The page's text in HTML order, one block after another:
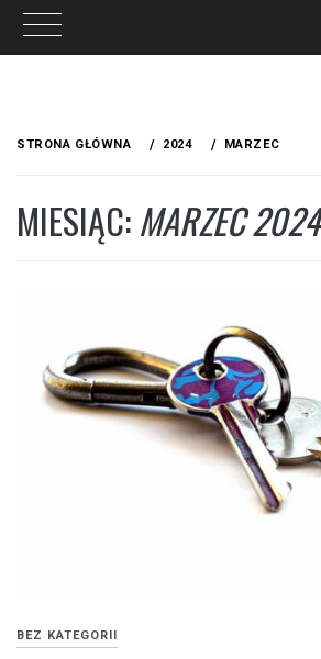
STRONA GŁÓWNA 2024 MARZEC
MIESIĄC:MARZEC 2024
BEZ KATEGORII